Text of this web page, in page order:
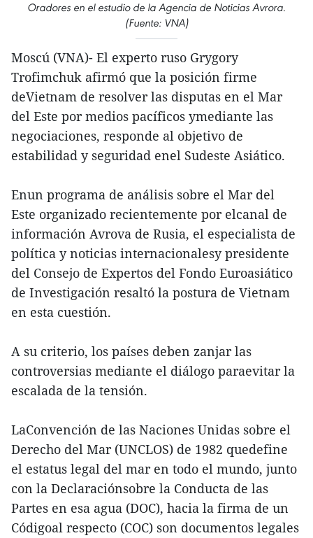
Oradores en el estudio de la Agencia de Noticias Avrora.
(Fuente: VNA)
Moscú (VNA)- El experto ruso Grygory
Trofimchuk afirmó que la posición firme
deVietnam de resolver las disputas en el Mar
del Este por medios pacíficos ymediante las
negociaciones, responde al objetivo de
estabilidad y seguridad enel Sudeste Asiático.
Enun programa de análisis sobre el Mar del
Este organizado recientemente por elcanal de
información Avrova de Rusia, el especialista de
política y noticias internacionalesy presidente
del Consejo de Expertos del Fondo Euroasiático
de Investigación resaltó la postura de Vietnam
en esta cuestión.
A su criterio, los países deben zanjar las
controversias mediante el diálogo paraevitar la
escalada de la tensión.
LaConvención de las Naciones Unidas sobre el
Derecho del Mar (UNCLOS) de 1982 quedefine
el estatus legal del mar en todo el mundo, junto
con la Declaraciónsobre la Conducta de las
Partes en esa agua (DOC), hacia la firma de un
Códigoal respecto (COC) son documentos legales